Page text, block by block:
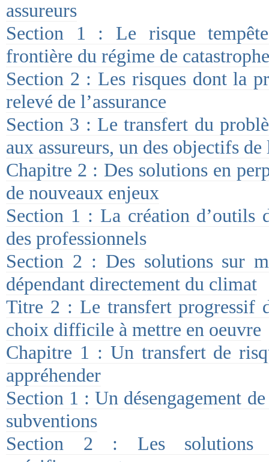
assureurs
Section 1 : Le risque
frontière du régime de
Section 2 : Les risques dont la
relevé de l’assurance
Section 3 : Le transfert du
aux assureurs, un des objectifs
Chapitre 2 : Des solutions en
de nouveaux enjeux
Section 1 : La création d’outils
des professionnels
Section 2 : Des solutions sur
dépendant directement du climat
Titre 2 : Le transfert progressif
choix difficile à mettre en oeuvre
Chapitre 1 : Un transfert de
appréhender
Section 1 : Un désengagement
subventions
Section 2 : Les solutions